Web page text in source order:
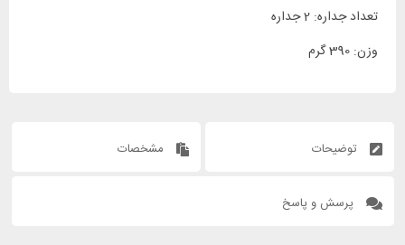
تعداد جداره: 2 جداره
وزن: 390 گرم
توضیحات مشخصات
پرسش و پاسخ